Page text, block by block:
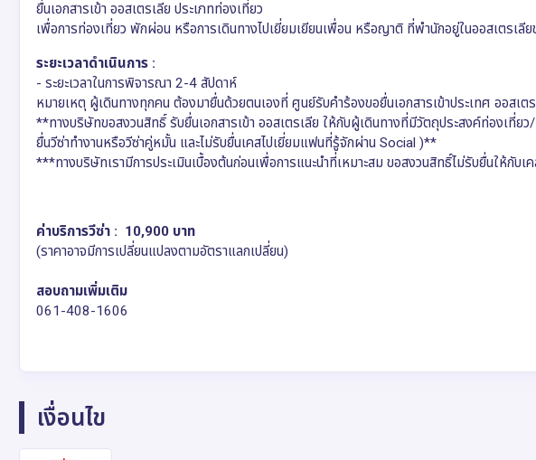
ยื่นเอกสารเข้า ออสเตรเลีย ประเภทท่องเที่ยว
เพื่อการท่องเที่ยว พักผ่อน หรือการเดินทางไปเยี่ยมเยียนเพื่อน หรือญาติ ที่พำนักอยู่ในออสเตรเลียช่
ระยะเวลาดำเนินการ :
- ระยะเวลาในการพิจารณา 2-4 สัปดาห์
หมายเหตุ ผู้เดินทางทุกคน ต้องมายื่นด้วยตนเองที่ ศูนย์รับคำร้องขอยื่นเอกสารเข้าประเทศ ออสเต
**ทางบริษัทขอสงวนสิทธิ์ รับยื่นเอกสารเข้า ออสเตรเลีย ให้กับผู้เดินทางที่มีวัตถุประสงค์ท่องเที่
ยื่นวีซ่าทำงานหรือวีซ่าคู่หมั้น และไม่รับยื่นเคสไปเยี่ยมแฟนที่รู้จักผ่าน Social )**
***ทางบริษัทเรามีการประเมินเบื้องต้นก่อนเพื่อการแนะนำที่เหมาะสม ขอสงวนสิทธิ์ไม่รับยื่นให้กับเ
ค่าบริการวีซ่า: 10,900 บาท
(ราคาอาจมีการเปลี่ยนแปลงตามอัตราแลกเปลี่ยน)
สอบถามเพิ่มเติม
061-408-1606
เงื่อนไข